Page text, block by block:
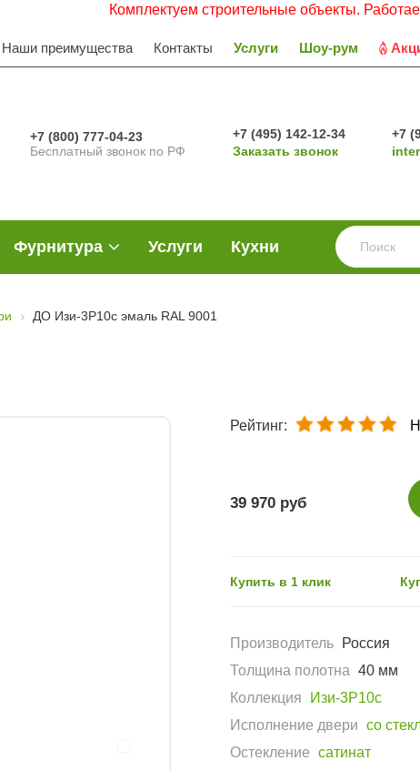
Комплектуем строительные объекты. Работаем с
Наши преимущества Контакты Услуги Шоу-рум
+7 (800) 777-04-23
Бесплатный звонок по РФ
+7 (495) 142-12-34
Заказать звонок
+7
Фурнитура Услуги Кухни
ДО Изи-3Р10с эмаль RAL 9001
Рейтинг:
39 970 руб
Купить в 1 клик
Производитель
Россия
Толщина полотна 40 мм
Коллекция
Изи-3Р10с
Исполнение двери со
Остекление сатинат